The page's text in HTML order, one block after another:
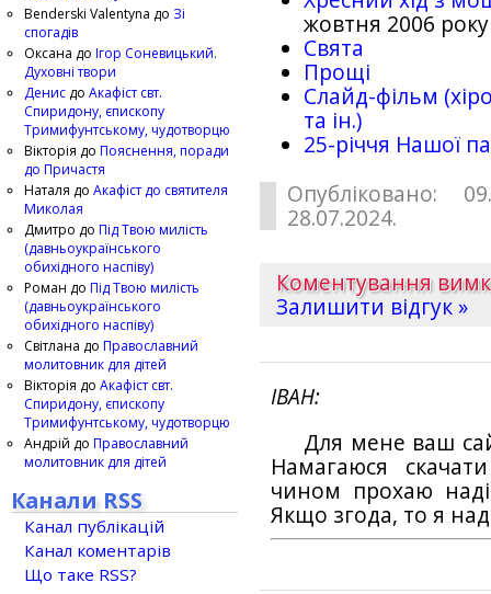
жовтня 2006 року
Свята
Прощі
Слайд-фільм
та ін.)
25-рiччя Нашої
Опубліковано:
28.07.2024.
Коментування
Залишити відгук »
ІВАН
Для мене ваш
Намагаюся
чином прохаю
Якщо згода, то я
Benderski Valentyna до Зі
спогадів
Оксана до Ігор Соневицький.
Духовні твори
Денис до Акафіст свт.
Спиридону, єпископу
Тримифунтському, чудотворцю
Вікторія до Пояснення, поради
до Причастя
Наталя до Акафіст до святителя
Миколая
Дмитро до Під Твою милість
(давньоукраїнського
обихідного наспіву)
Роман до Під Твою милість
(давньоукраїнського
обихідного наспіву)
Світлана до Православний
молитовник для дітей
Вікторія до Акафіст свт.
Спиридону, єпископу
Тримифунтському, чудотворцю
Андрій до Православний
молитовник для дітей
Канали RSS
Канал публікацій
Канал коментарів
Що таке RSS?